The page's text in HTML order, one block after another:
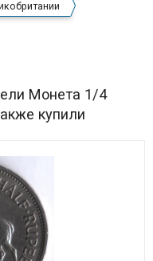
Монета 1/4
купили